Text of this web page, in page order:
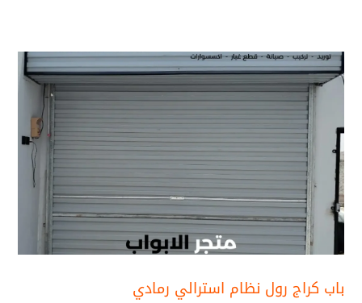
باب كراج رول نظام استرالي رمادي